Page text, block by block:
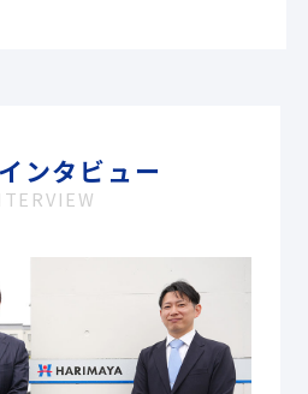
ンタビュー